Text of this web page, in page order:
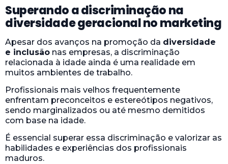
Superando a discriminação na
diversidade geracional no marketing
Apesar dos avanços na promoção da diversidade
e inclusão nas empresas, a discriminação
relacionada à idade ainda é uma realidade em
muitos ambientes de trabalho.
Profissionais mais velhos frequentemente
enfrentam preconceitos e estereótipos negativos,
sendo marginalizados ou até mesmo demitidos
com base na idade.
É essencial superar essa discriminação e valorizar as
habilidades e experiências dos profissionais
maduros.